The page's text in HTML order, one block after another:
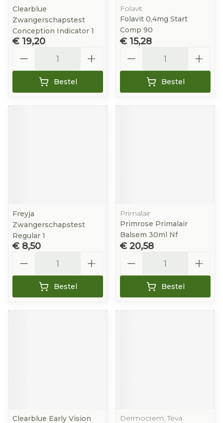
Clearblue
Zwangerschapstest
Conception Indicator 1
€ 19,20
Bestel
Folavit
Folavit 0,4mg Start
Comp 90
€ 15,28
Bestel
Freyja
Zwangerschapstest
Regular 1
€ 8,50
Bestel
Primalair
Primrose Primalair
Balsem 30ml Nf
€ 20,58
Bestel
Clearblue Early Vision
Dermocrem, Teva